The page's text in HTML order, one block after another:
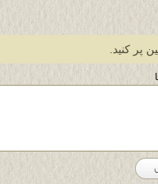
پر کنید.